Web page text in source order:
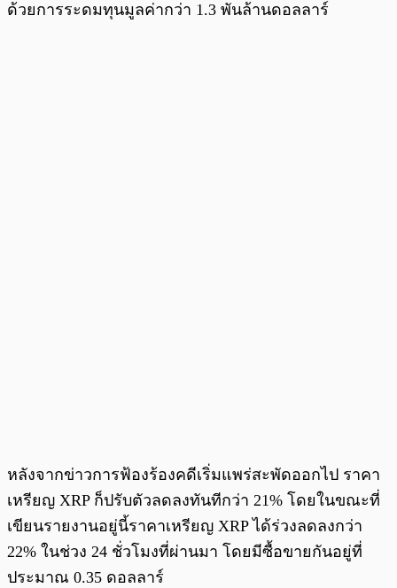
ด้วยการระดมทุนมูลค่ากว่า 1.3 พันล้านดอลลาร์
หลังจากข่าวการฟ้องร้องคดีเริ่มแพร่สะพัดออกไป ราคา
เหรียญ XRP ก็ปรับตัวลดลงทันทีกว่า 21% โดยในขณะที่
เขียนรายงานอยู่นี้ราคาเหรียญ XRP ได้ร่วงลดลงกว่า
22% ในช่วง 24 ชั่วโมงที่ผ่านมา โดยมีซื้อขายกันอยู่ที่
ประมาณ 0.35 ดอลลาร์